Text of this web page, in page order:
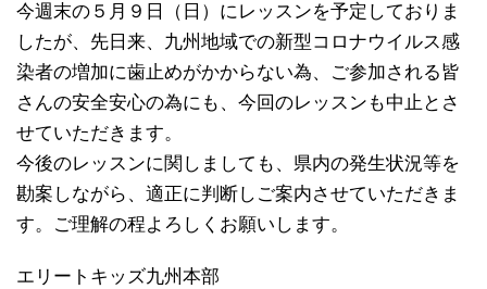
今週末の５月９日（日）にレッスンを予定しておりま
したが、先日来、九州地域での新型コロナウイルス感
染者の増加に歯止めがかからない為、ご参加される皆
さんの安全安心の為にも、今回のレッスンも中止とさ
せていただきます。
今後のレッスンに関しましても、県内の発生状況等を
勘案しながら、適正に判断しご案内させていただきま
す。ご理解の程よろしくお願いします。
エリートキッズ九州本部